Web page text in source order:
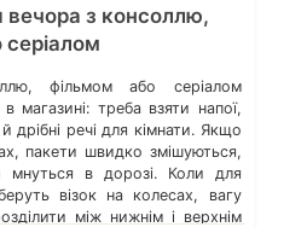
вечора з консоллю,
фільмом або серіалом
магазині: треба взяти напої,
дрібні речі для кімнати. Якщо
пакети швидко змішуються,
мнуться в дорозі. Коли для
візок на колесах, вагу
між нижнім і верхнім